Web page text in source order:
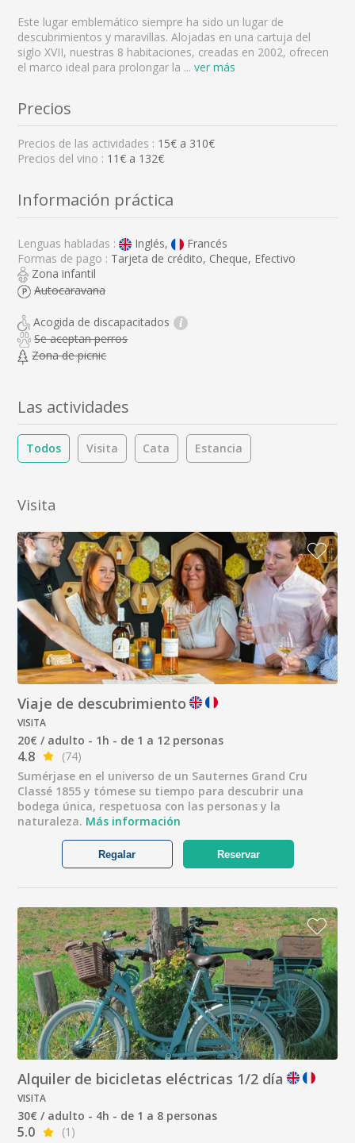
Este lugar emblemático siempre ha sido un lugar de
descubrimientos y maravillas. Alojadas en una cartuja del
siglo XVII, nuestras 8 habitaciones, creadas en 2002, ofrecen
el marco ideal para prolongar la ... ver más
Precios
Precios de las actividades : 15€ a 310€
Precios del vino : 11€ a 132€
Información práctica
Lenguas habladas : Inglés,
Francés
Formas de pago : Tarjeta de crédito, Cheque, Efectivo
Zona infantil
Autocaravana
Acogida de discapacitados i
Se aceptan perros
Zona de picnic
Las actividades
Todos Visita Cata Estancia
Visita
Viaje de descubrimiento
VISITA
20€ / adulto - 1h - de 1 a 12 personas
4.8
(74)
Sumérjase en el universo de un Sauternes Grand Cru
Classé 1855 y tómese su tiempo para descubrir una
bodega única, respetuosa con las personas y la
naturaleza. Más información
Reservar
Regalar
Alquiler de bicicletas eléctricas 1/2 día
VISITA
30€ / adulto - 4h - de 1 a 8 personas
5.0
(1)